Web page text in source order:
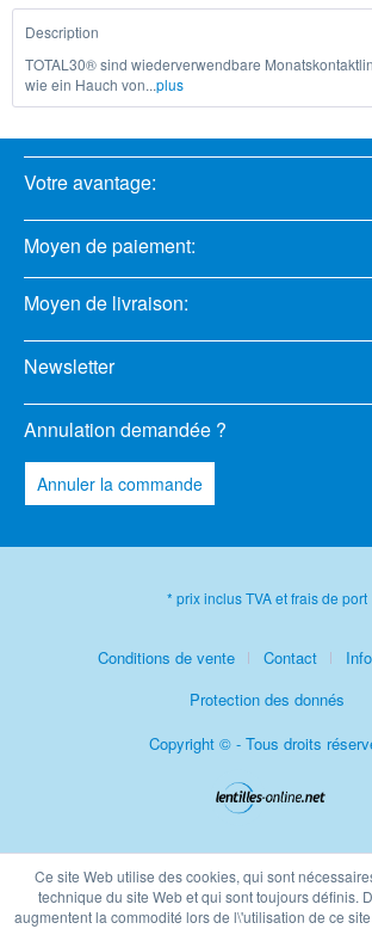
Description
TOTAL30® sind wiederverwendbare
wie ein Hauch von...plus
Votre avantage:
Moyen de paiement:
Moyen de livraison:
Newsletter
Annulation demandée ?
Annuler la commande
* prix inclus TVA et frais de port
Conditions de vente Contact
Protection des donnés
Copyright © - Tous droits
Ce site Web utilise des cookies, qui sont
technique du site Web et qui sont toujours définis.
augmentent la commodité lors de l\'utilisation de ce